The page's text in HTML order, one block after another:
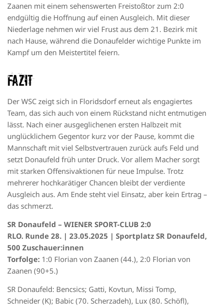
Zaanen mit einem sehenswerten Freistoßtor zum 2:0
endgültig die Hoffnung auf einen Ausgleich. Mit dieser
Niederlage nehmen wir viel Frust aus dem 21. Bezirk mit
nach Hause, während die Donaufelder wichtige Punkte im
Kampf um den Meistertitel feiern.
Fazit
Der WSC zeigt sich in Floridsdorf erneut als engagiertes
Team, das sich auch von einem Rückstand nicht entmutigen
lässt. Nach einer ausgeglichenen ersten Halbzeit mit
unglücklichem Gegentor kurz vor der Pause, kommt die
Mannschaft mit viel Selbstvertrauen zurück aufs Feld und
setzt Donaufeld früh unter Druck. Vor allem Macher sorgt
mit starken Offensivaktionen für neue Impulse. Trotz
mehrerer hochkarätiger Chancen bleibt der verdiente
Ausgleich aus. Am Ende steht viel Einsatz, aber kein Ertrag –
das schmerzt.
SR Donaufeld – WIENER SPORT-CLUB 2:0
RLO. Runde 28. | 23.05.2025 | Sportplatz SR Donaufeld,
500 Zuschauer:innen
Torfolge: 1:0 Florian von Zaanen (44.), 2:0 Florian von
Zaanen (90+5.)
SR Donaufeld: Bencsics; Gatti, Kovtun, Missi Tomp,
Schneider (K); Babic (70. Scherzadeh), Lux (80. Schöfl),